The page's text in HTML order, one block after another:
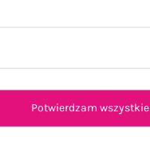
Potwierdzam wszystkie